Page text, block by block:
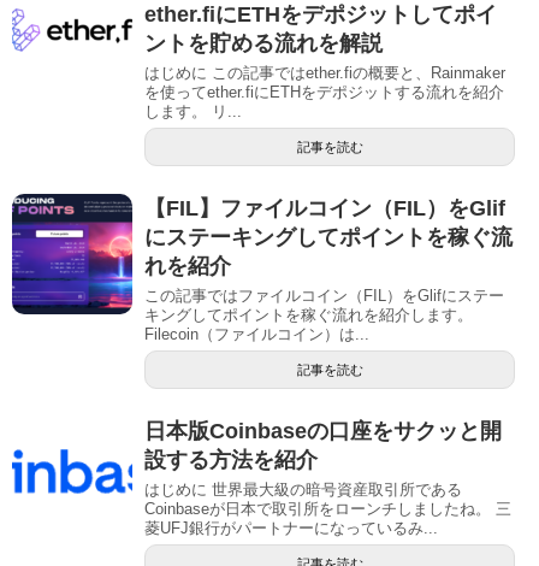
ether.fiにETHをデポジットしてポイ
ントを貯める流れを解説
はじめに この記事ではether.fiの概要と、Rainmaker
を使ってether.fiにETHをデポジットする流れを紹介
します。 リ...
記事を読む
【FIL】ファイルコイン（FIL）をGlif
にステーキングしてポイントを稼ぐ流
れを紹介
この記事ではファイルコイン（FIL）をGlifにステー
キングしてポイントを稼ぐ流れを紹介します。
Filecoin（ファイルコイン）は...
記事を読む
日本版Coinbaseの口座をサクッと開
設する方法を紹介
はじめに 世界最大級の暗号資産取引所である
Coinbaseが日本で取引所をローンチしましたね。 三
菱UFJ銀行がパートナーになっているみ...